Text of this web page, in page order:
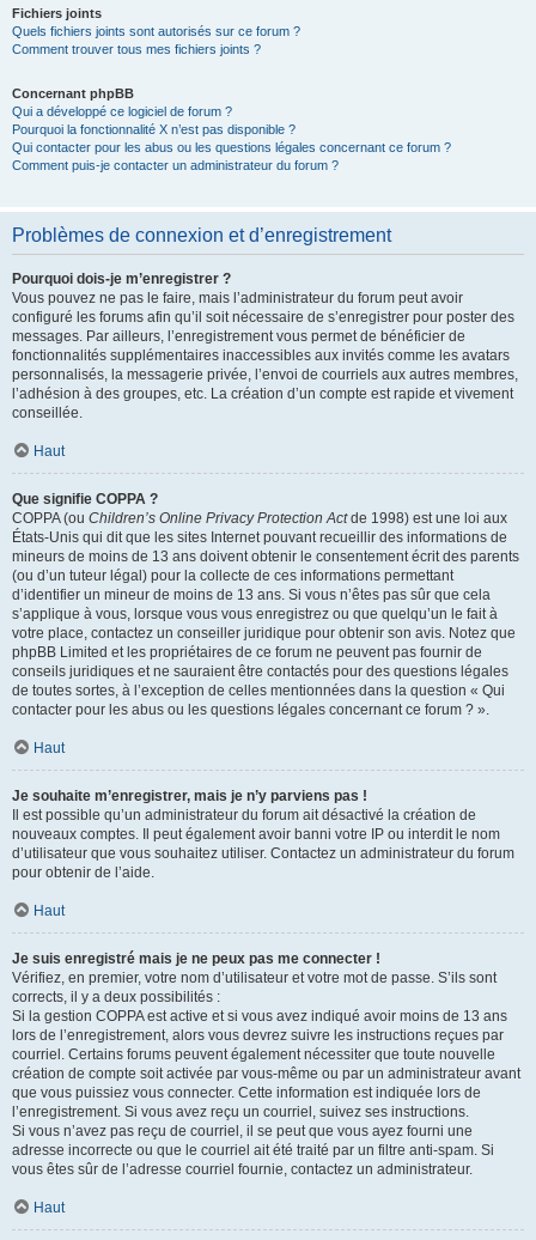
Fichiers joints
Quels fichiers joints sont autorisés sur ce forum ?
Comment trouver tous mes fichiers joints ?
Concernant phpBB
Qui a développé ce logiciel de forum ?
Pourquoi la fonctionnalité X n’est pas disponible ?
Qui contacter pour les abus ou les questions légales concernant ce forum ?
Comment puis-je contacter un administrateur du forum ?
Problèmes de connexion et d’enregistrement
Pourquoi dois-je m’enregistrer ?
Vous pouvez ne pas le faire, mais l’administrateur du forum peut avoir
configuré les forums afin qu’il soit nécessaire de s’enregistrer pour poster des
messages. Par ailleurs, l’enregistrement vous permet de bénéficier de
fonctionnalités supplémentaires inaccessibles aux invités comme les avatars
personnalisés, la messagerie privée, l’envoi de courriels aux autres membres,
l’adhésion à des groupes, etc. La création d’un compte est rapide et vivement
conseillée.
Haut
Que signifie COPPA ?
COPPA (ou Children’s Online Privacy Protection Actde 1998) est une loi aux
États-Unis qui dit que les sites Internet pouvant recueillir des informations de
mineurs de moins de 13 ans doivent obtenir le consentement écrit des parents
(ou d’un tuteur légal) pour la collecte de ces informations permettant
d’identifier un mineur de moins de 13 ans. Si vous n’êtes pas sûr que cela
s’applique à vous, lorsque vous vous enregistrez ou que quelqu’un le fait à
votre place, contactez un conseiller juridique pour obtenir son avis. Notez que
phpBB Limited et les propriétaires de ce forum ne peuvent pas fournir de
conseils juridiques et ne sauraient être contactés pour des questions légales
de toutes sortes, à l’exception de celles mentionnées dans la question « Qui
contacter pour les abus ou les questions légales concernant ce forum ? ».
Haut
Je souhaite m’enregistrer, mais je n’y parviens pas !
Il est possible qu’un administrateur du forum ait désactivé la création de
nouveaux comptes. Il peut également avoir banni votre IP ou interdit le nom
d’utilisateur que vous souhaitez utiliser. Contactez un administrateur du forum
pour obtenir de l’aide.
Haut
Je suis enregistré mais je ne peux pas me connecter !
Vérifiez, en premier, votre nom d’utilisateur et votre mot de passe. S’ils sont
corrects, il y a deux possibilités :
Si la gestion COPPA est active et si vous avez indiqué avoir moins de 13 ans
lors de l’enregistrement, alors vous devrez suivre les instructions reçues par
courriel. Certains forums peuvent également nécessiter que toute nouvelle
création de compte soit activée par vous-même ou par un administrateur avant
que vous puissiez vous connecter. Cette information est indiquée lors de
l’enregistrement. Si vous avez reçu un courriel, suivez ses instructions.
Si vous n’avez pas reçu de courriel, il se peut que vous ayez fourni une
adresse incorrecte ou que le courriel ait été traité par un filtre anti-spam. Si
vous êtes sûr de l’adresse courriel fournie, contactez un administrateur.
Haut